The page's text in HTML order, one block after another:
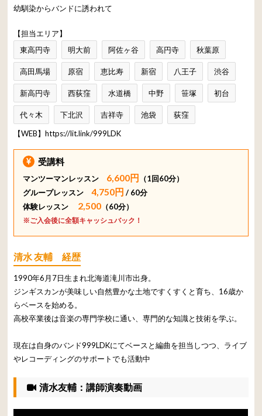
幼馴染からバンドに誘われて
【担当エリア】
東高円寺
明大前 阿佐ヶ谷 高円寺 秋葉原
高田馬場 原宿 恵比寿 新宿 八王子 渋谷
新高円寺 西荻窪 水道橋 中野 笹塚 初台
代々木 下北沢 吉祥寺 池袋
荻窪
【WEB】https://lit.link/999LDK
受講料
マンツーマンレッスン 6,600円
（1回60分）
グループレッスン4,750円 / 60分
体験レッスン
2,500 （60分）
※ご入会後に全額キャッシュバック！
清水 友輔 経歴
1990年6月7日生まれ北海道滝川市出身。
ジンギスカンが美味しい自然豊かな土地ですくすくと育ち、16歳か
らベースを始める。
高校卒業後は音楽の専門学校に通い、専門的な知識と技術を学ぶ。
現在は自身のバンド999LDKにてベースと編曲を担当しつつ、ライブ
やレコーディングのサポートでも活動中
清水友輔：講師演奏動画